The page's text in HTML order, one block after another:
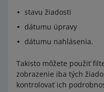
stavu žiadosti
dátumu úpravy
dátumu nahlásenia.
Takisto môžete použiť
zobrazenie iba tých
kontrolovať ich